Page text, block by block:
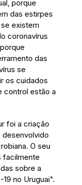
porque
das estirpes
existem
coronavírus
das
se
os cuidados
control estão a
foi a criação
desenvolvido
O seu
facilmente
sobre a
no Uruguai".